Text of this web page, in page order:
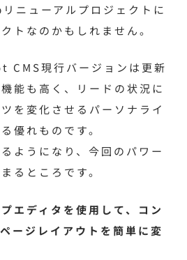
ニューアルプロジェクトに
トなのかもしれません。
CMS現行バージョンは更新
能も高く、リードの状況に
を変化させるパーソナライ
優れものです。
ようになり、今回のパワー
るところです。
エディタを使用して、コン
ージレイアウトを簡単に変